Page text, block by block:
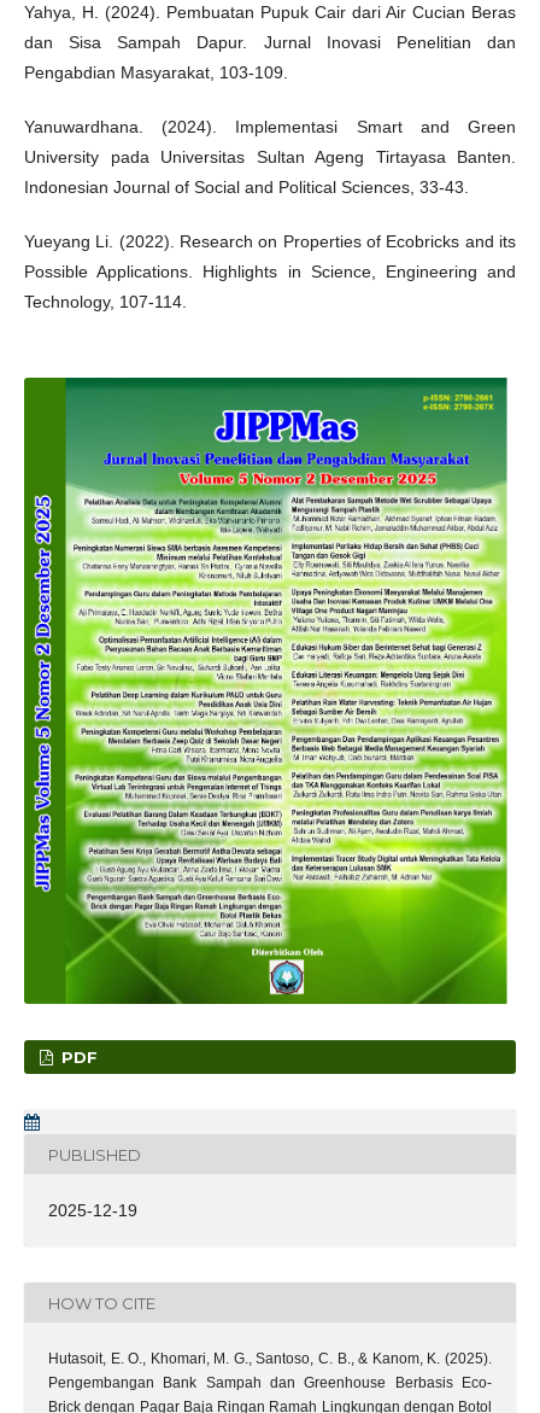
Yahya, H. (2024). Pembuatan Pupuk Cair dari Air Cucian Beras
dan Sisa Sampah Dapur. Jurnal Inovasi Penelitian dan
Pengabdian Masyarakat, 103-109.
Yanuwardhana. (2024). Implementasi Smart and Green
University pada Universitas Sultan Ageng Tirtayasa Banten.
Indonesian Journal of Social and Political Sciences, 33-43.
Yueyang Li. (2022). Research on Properties of Ecobricks and its
Possible Applications. Highlights in Science, Engineering and
Technology, 107-114.
PDF
PUBLISHED
2025-12-19
HOW TO CITE
Hutasoit, E. O., Khomari, M. G., Santoso, C. B., & Kanom, K. (2025).
Pengembangan Bank Sampah dan Greenhouse Berbasis Eco-
Brick dengan Pagar Baja Ringan Ramah Lingkungan dengan Botol